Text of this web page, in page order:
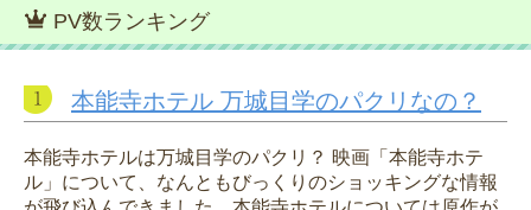
PV数ランキング
本能寺ホテル 万城目学のパクリなの？
本能寺ホテルは万城目学のパクリ？ 映画「本能寺ホテ
ル」について、なんともびっくりのショッキングな情報